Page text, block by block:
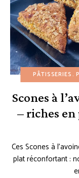
PÂTISSERIES
Scones à
– riches en
Ces Scones à
plat réconfortant :